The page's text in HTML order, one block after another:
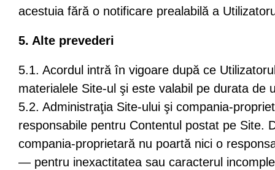
acestuia fără o notificare prealabilă a
5. Alte prevederi
5.1. Acordul intră în vigoare după ce
materialele Site-ul şi este valabil pe durata de
5.2. Administraţia Site-ului şi compania-
responsabile pentru Contentul postat pe Site.
compania-proprietară nu poartă nici o
— pentru inexactitatea sau caracterul